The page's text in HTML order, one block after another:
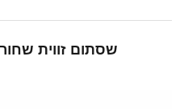
שסתום זווית